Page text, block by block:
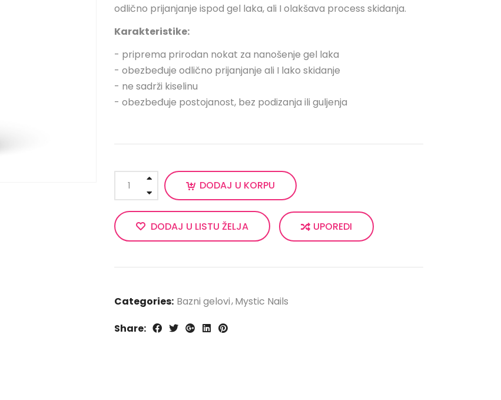
odlično prijanjanje ispod gel laka, ali I olakšava process skidanja.
Karakteristike:
- priprema prirodan nokat za nanošenje gel laka
- obezbeđuje odlično prijanjanje ali I lako skidanje
- ne sadrži kiselinu
- obezbeđuje postojanost, bez podizanja ili guljenja
DODAJ U KORPU
DODAJ U LISTU ŽELJA UPOREDI
Categories: Bazni gelovi Mystic Nails
Share: